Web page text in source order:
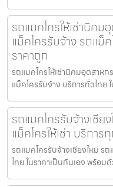
รถแมคโครให้เช่านิค
แม็คโครรับจ้าง รถแม็
ราคาถูก
รถแมคโครให้เช่านิคมอุตสาห
แม็คโครรับจ้าง บริการทั่วไทย
รถแมคโครรับจ้างเชีย
แม็คโครให้เช่า บริกา
รถแมคโครรับจ้างเชียงใหม่ ร
ไทย ในราคาเป็นกันเอง พร้อ